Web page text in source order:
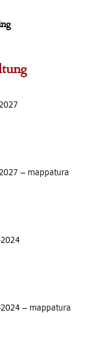
– mappatura
– mappatura